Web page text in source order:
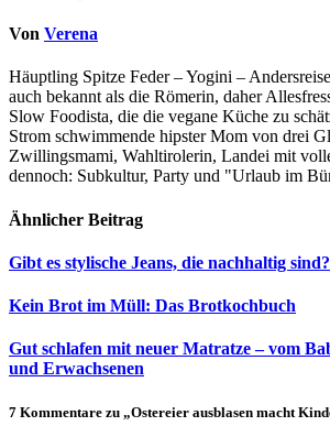
Von Verena
Häuptling Spitze Feder – Yogini –
auch bekannt als die Römerin, daher
Slow Foodista, die die vegane Küche zu
Strom schwimmende hipster Mom von drei
Zwillingsmami, Wahltirolerin, Landei mit
dennoch: Subkultur, Party und "Urlaub im
Ähnlicher Beitrag
Gibt es stylische Jeans, die nachhaltig sind?
Kein Brot im Müll: Das Brotkochbuch
Gut schlafen mit neuer Matratze – vom
und Erwachsenen
7 Kommentare zu „Ostereier ausblasen macht